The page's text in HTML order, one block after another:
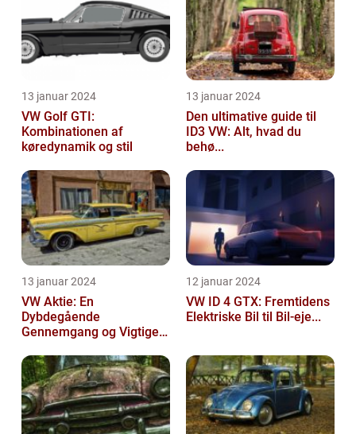
13 januar 2024
VW Golf GTI:
Kombinationen af
køredynamik og stil
13 januar 2024
Den ultimative guide til
ID3 VW: Alt, hvad du
behø...
13 januar 2024
VW Aktie: En
Dybdegående
Gennemgang og Vigtige
12 januar 2024
VW ID 4 GTX: Fremtidens
Elektriske Bil til Bil-eje...